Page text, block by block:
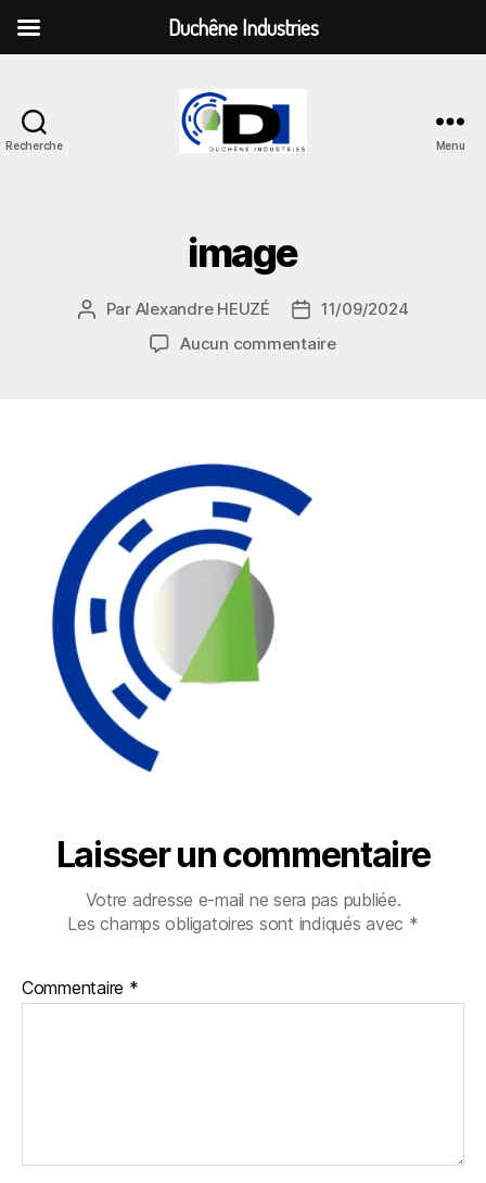
Recherche Menu
image
Auteur
Par Alexandre HEUZÉ
Date
de
11/09/2024
Aucun commentairesur
Laisser un commentaire
Votre adresse e-mail ne sera pas publiée.
Les champs obligatoires sont indiqués avec *
Commentaire *
Duchêne Industries